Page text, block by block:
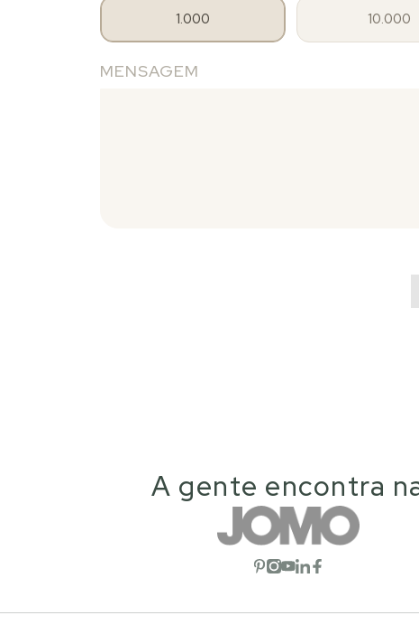
1.000 10.000
MENSAGEM
A gente encontra
Abrir rede social
Abrir rede social
Abrir rede social
Abrir rede social
Abrir rede social